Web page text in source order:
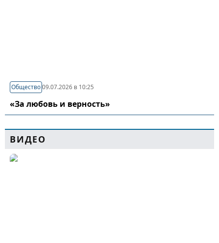
Общество09.07.2026 в 10:25
«За любовь и верность»
ВИДЕО